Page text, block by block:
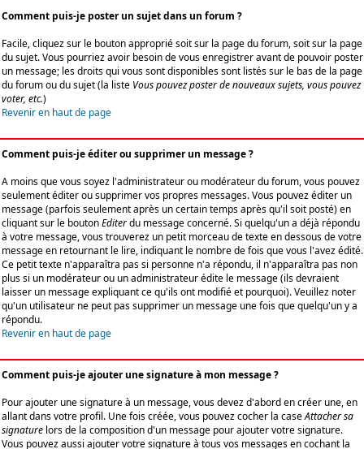
Comment puis-je poster un sujet dans un forum ?
Facile, cliquez sur le bouton approprié soit sur la page du forum, soit sur la page
du sujet. Vous pourriez avoir besoin de vous enregistrer avant de pouvoir poster
un message; les droits qui vous sont disponibles sont listés sur le bas de la page
du forum ou du sujet (la liste Vous pouvez poster de nouveaux sujets, vous pouvez
voter, etc.)
Revenir en haut de page
Comment puis-je éditer ou supprimer un message ?
A moins que vous soyez l'administrateur ou modérateur du forum, vous pouvez
seulement éditer ou supprimer vos propres messages. Vous pouvez éditer un
message (parfois seulement après un certain temps après qu'il soit posté) en
cliquant sur le boutonEditerdu message concerné. Si quelqu'un a déjà répondu
à votre message, vous trouverez un petit morceau de texte en dessous de votre
message en retournant le lire, indiquant le nombre de fois que vous l'avez édité.
Ce petit texte n'apparaîtra pas si personne n'a répondu, il n'apparaîtra pas non
plus si un modérateur ou un administrateur édite le message (ils devraient
laisser un message expliquant ce qu'ils ont modifié et pourquoi). Veuillez noter
qu'un utilisateur ne peut pas supprimer un message une fois que quelqu'un y a
répondu.
Revenir en haut de page
Comment puis-je ajouter une signature à mon message ?
Pour ajouter une signature à un message, vous devez d'abord en créer une, en
allant dans votre profil. Une fois créée, vous pouvez cocher la caseAttacher sa
signature lors de la composition d'un message pour ajouter votre signature.
Vous pouvez aussi ajouter votre signature à tous vos messages en cochant la